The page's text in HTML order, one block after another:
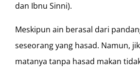
dan Ibnu Sinni).
Meskipun ain berasal dari
seseorang yang hasad. Namun,
matanya tanpa hasad makan